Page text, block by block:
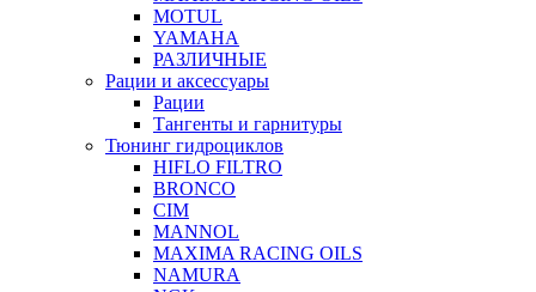
MOTUL
YAMAHA
РАЗЛИЧНЫЕ
Рации и аксессуары
Рации
Тангенты и гарнитуры
Тюнинг гидроциклов
HIFLO FILTRO
BRONCO
CIM
MANNOL
MAXIMA RACING OILS
NAMURA